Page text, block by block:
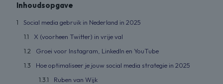
Inhoudsopgave
Social media gebruik in Nederland in 2025
X (voorheen Twitter) in vrije val
Groei voor Instagram, LinkedIn en YouTube
Hoe optimaliseer je jouw social media strategie in 2025
Ruben van Wijk